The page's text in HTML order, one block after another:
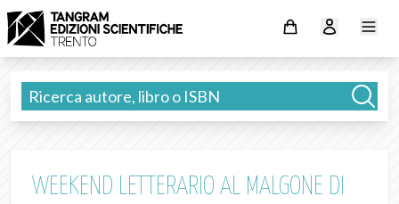
WEEKEND LETTERARIO AL MALGONE DI